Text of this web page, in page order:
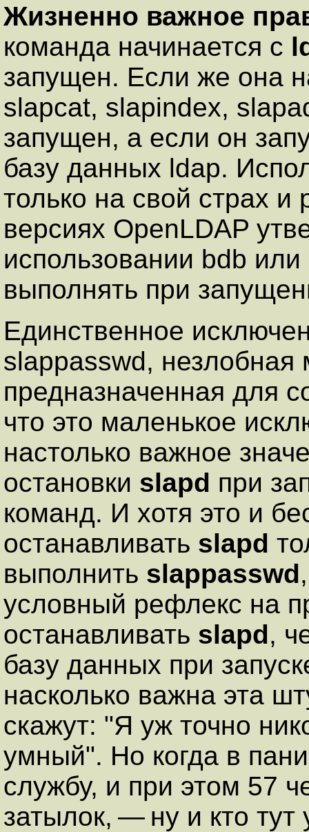
Жизненно важное
команда начинается с
запущен. Если же она
slapcat, slapindex,
запущен, а если он
базу данных ldap.
только на свой страх и
версиях OpenLDAP
использовании bdb
выполнять при
Единственное
slappasswd, незлобная
предназначенная для
что это маленькое
настолько важное
остановки slapd при
команд. И хотя это и
останавливать slapd
выполнить slappasswd
условный рефлекс на
останавливать slapd,
базу данных при
насколько важна эта
скажут: "Я уж точно
умный". Но когда в
службу, и при этом 57
затылок, — ну и кто